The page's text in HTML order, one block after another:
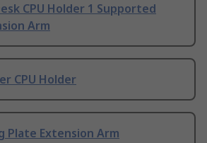
CPU Holder 1 Supported
Arm
CPU Holder
Plate Extension Arm